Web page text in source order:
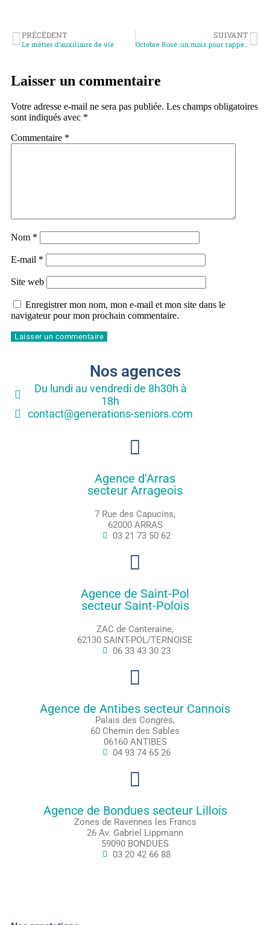
PRÉCÉDENT
Le métier d’auxiliaire de vie
SUIVANT
Octobre Rose: un mois pour rappeler que la prévention n’a pas d’âge
Laisser un commentaire
Votre adresse e-mail ne sera pas publiée. Les champs obligatoires
sont indiqués avec *
Commentaire *
Nom *
E-mail *
Site web
Enregistrer mon nom, mon e-mail et mon site dans le
navigateur pour mon prochain commentaire.
Nos agences
Du lundi au vendredi de 8h30h à
18h
contact@generations-seniors.com
Agence d'Arras
secteur Arrageois
7 Rue des Capucins,
62000 ARRAS
03 21 73 50 62
Agence de Saint-Pol
secteur Saint-Polois
ZAC de Canteraine,
62130 SAINT-POL/TERNOISE
06 33 43 30 23
Agence de Antibes secteur Cannois
Palais des Congrès,
60 Chemin des Sables
06160 ANTIBES
04 93 74 65 26
Agence de Bondues secteur Lillois
Zones de Ravennes les Francs
26 Av. Gabriel Lippmann
59090 BONDUES
03 20 42 66 88